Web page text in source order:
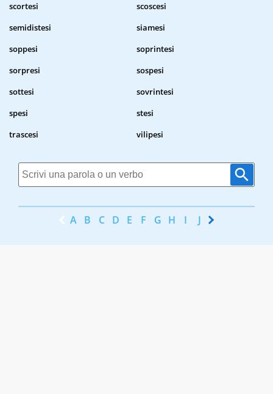
scortesi
scoscesi
semidistesi
siamesi
soppesi
soprintesi
sorpresi
sospesi
sottesi
sovrintesi
spesi
stesi
trascesi
vilipesi
A B C D E F G H I J K